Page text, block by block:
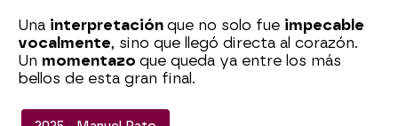
Una interpretación que no solo fue impecable
vocalmente, sino que llegó directa al corazón.
Un momentazo que queda ya entre los más
bellos de esta gran final.